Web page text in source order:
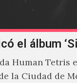
el álbum
Human Tetris
la Ciudad de